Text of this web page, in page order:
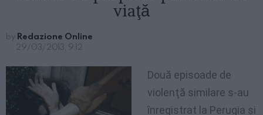
viaţă
by Redazione Online
29/03/2013, 9:12
Două episoade de
violenţă similare s-au
înregistrat la Perugia şi